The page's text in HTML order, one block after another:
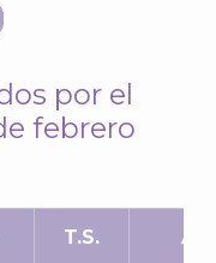
General de
por el
febrero
T.S.